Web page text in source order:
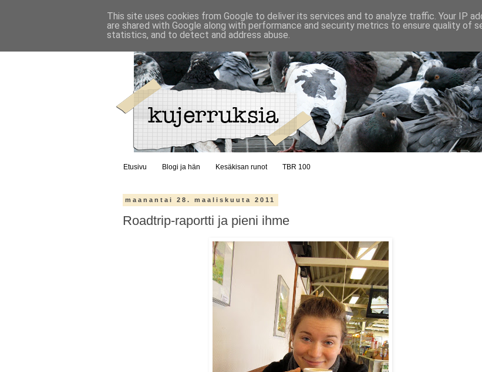
Etusivu Blogi ja hän Kesäkisan runot TBR 100
maanantai 28. maaliskuuta 2011
Roadtrip-raportti ja pieni ihme
This site uses cookies from Google to deliver its services and to analyze traffic. Your IP
are shared with Google along with performance and security metrics to ensure quality of
statistics, and to detect and address abuse.